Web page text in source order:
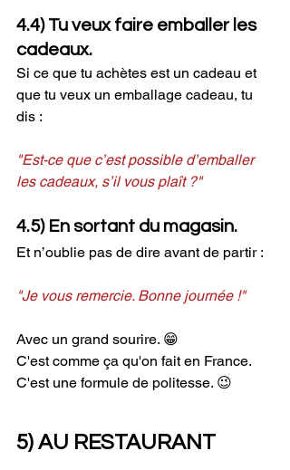
4.4) Tu veux faire emballer les
cadeaux.
Si ce que tu achètes est un cadeau et
que tu veux un emballage cadeau, tu
dis :
"Est-ce que c’est possible d’emballer
les cadeaux, s’il vous plaît ?"
4.5) En sortant du magasin.
Et n’oublie pas de dire avant de partir :
"Je vous remercie. Bonne journée !"
Avec un grand sourire. 😁
C'est comme ça qu'on fait en France.
C'est une formule de politesse. 😉
5) AU RESTAURANT